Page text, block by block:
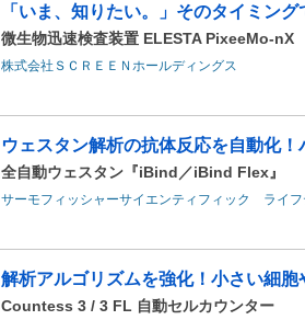
「いま、知りたい。」そのタイミン
微生物迅速検査装置 ELESTA PixeeMo-nX
株式会社ＳＣＲＥＥＮホールディングス
ウェスタン解析の抗体反応を自動化
全自動ウェスタン『iBind／iBind Flex』
サーモフィッシャーサイエンティフィック ライ
解析アルゴリズムを強化！小さい細
Countess 3 / 3 FL 自動セルカウンター